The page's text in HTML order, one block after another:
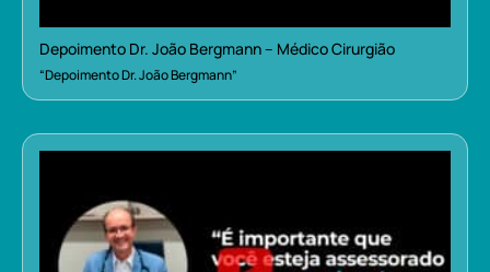
Depoimento Dr. João Bergmann – Médico Cirurgião
“Depoimento Dr. João Bergmann”